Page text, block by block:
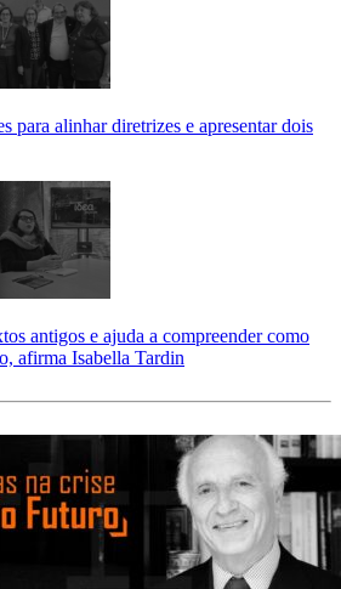
para alinhar diretrizes e apresentar dois
antigos e ajuda a compreender como
afirma Isabella Tardin